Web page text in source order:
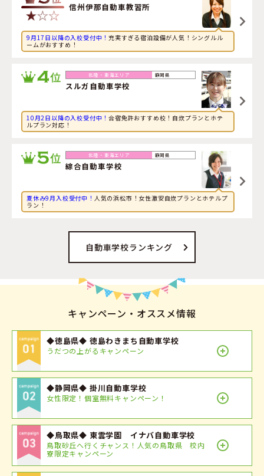
信州伊那自動車教習所
9月17日以降の入校受付中！充実すぎる宿泊設備が人気！シングルル
ームがおすすめ！
静岡県
スルガ自動車学校
10月2日以降の入校受付中！合宿免許おすすめ校！自炊プランとホテ
ルプラン対応！
静岡県
綜合自動車学校
夏休み9月入校受付中！ 人気の浜松市！女性激安自炊プランとホテルプ
ラン！
自動車学校ランキング
キャンペーン・オススメ情報
◆徳島県◆ 徳島わきまち自動車学校
うだつの上がるキャンペーン
◆静岡県◆ 掛川自動車学校
女性限定！個室無料キャンペーン！
◆鳥取県◆ 東雲学園 イナバ自動車学校
鳥取砂丘へ行くチャンス！人気の鳥取県 校内
寮限定キャンペーン